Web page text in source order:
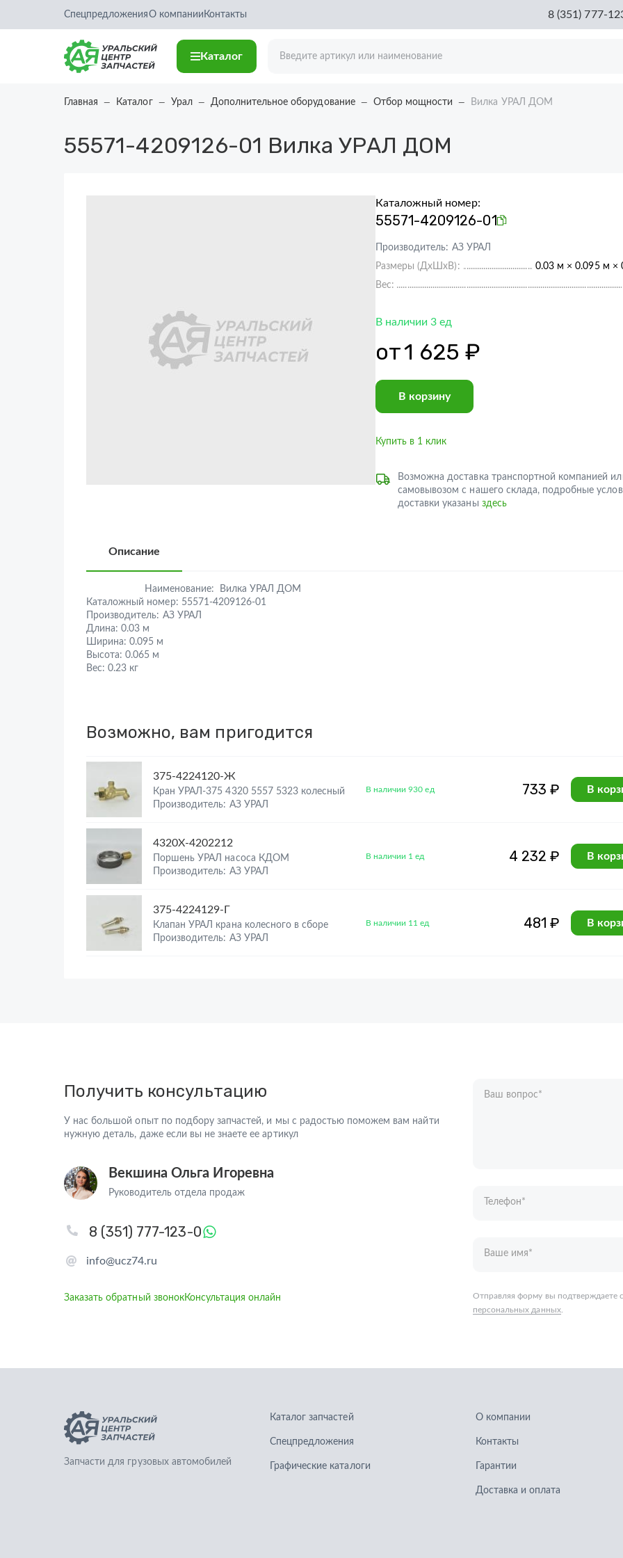
СпецпредложенияО компании Контакты 8 (351) 777-
Каталог
Главная Каталог Урал Дополнительное оборудование Отбор мощности Вилка УРАЛ ДОМ
55571-4209126-01 Вилка УРАЛ ДОМ
Каталожный номер:
55571-4209126-01
Производитель: АЗ УРАЛ
Размеры (ДхШхВ):
0.03 м × 0.095 м ×
Вес:
В наличии 3 ед
от1 625 ₽
В корзину
Купить в 1 клик
Возможна доставка транспортной компанией
самовывозом с нашего склада, подробные
доставки указаны здесь
Описание
Наименование:
Вилка УРАЛ ДОМ
Каталожный номер: 55571-4209126-01
Производитель: АЗ УРАЛ
Длина: 0.03 м
Ширина: 0.095 м
Высота: 0.065 м
Вес: 0.23 кг
Возможно, вам пригодится
375-4224120-Ж
Кран УРАЛ-375 4320 5557 5323 колесный
Производитель: АЗ УРАЛ
В наличии 930 ед 733 ₽ В
4320Х-4202212
Поршень УРАЛ насоса КДОМ
Производитель: АЗ УРАЛ
В наличии 1 ед 4 232 ₽ В
375-4224129-Г
Клапан УРАЛ крана колесного в сборе
Производитель: АЗ УРАЛ
В наличии 11 ед 481 ₽ В
Получить консультацию
У нас большой опыт по подбору запчастей, и мы с радостью поможем вам найти
нужную деталь, даже если вы не знаете ее артикул
Векшина Ольга Игоревна
Руководитель отдела продаж
info@ucz74.ru
8 (351) 777-123-0
Заказать обратный звонокКонсультация онлайн
Ваш вопрос*
Запчасти для грузовых автомобилей
Спецпредложения
Графические каталоги
Контакты
Гарантии
Доставка и оплата